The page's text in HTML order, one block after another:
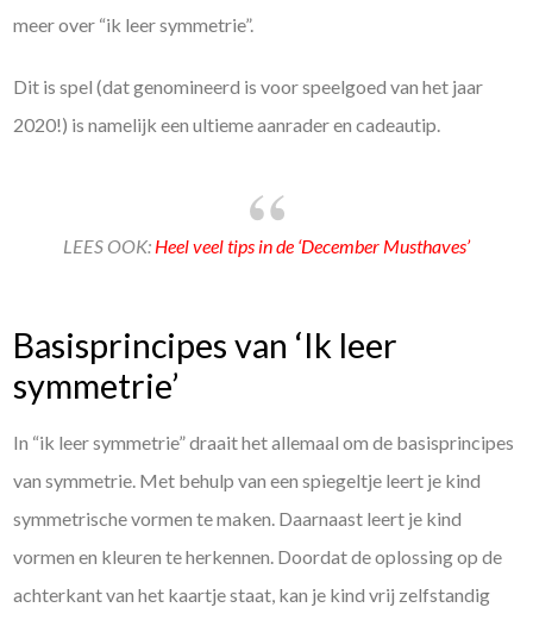
meer over “ik leer symmetrie”.
Dit is spel (dat genomineerd is voor speelgoed van het jaar
2020!) is namelijk een ultieme aanrader en cadeautip.
LEES OOK: Heel veel tips in de ‘December Musthaves’
Basisprincipes van ‘Ik leer
symmetrie’
In “ik leer symmetrie” draait het allemaal om de basisprincipes
van symmetrie. Met behulp van een spiegeltje leert je kind
symmetrische vormen te maken. Daarnaast leert je kind
vormen en kleuren te herkennen. Doordat de oplossing op de
achterkant van het kaartje staat, kan je kind vrij zelfstandig